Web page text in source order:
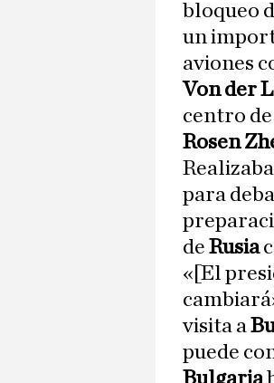
bloqueo
un
aviones
Von der
centro de
Rosen
para
de Rusia
«[El
visita a
puede
Bulgaria